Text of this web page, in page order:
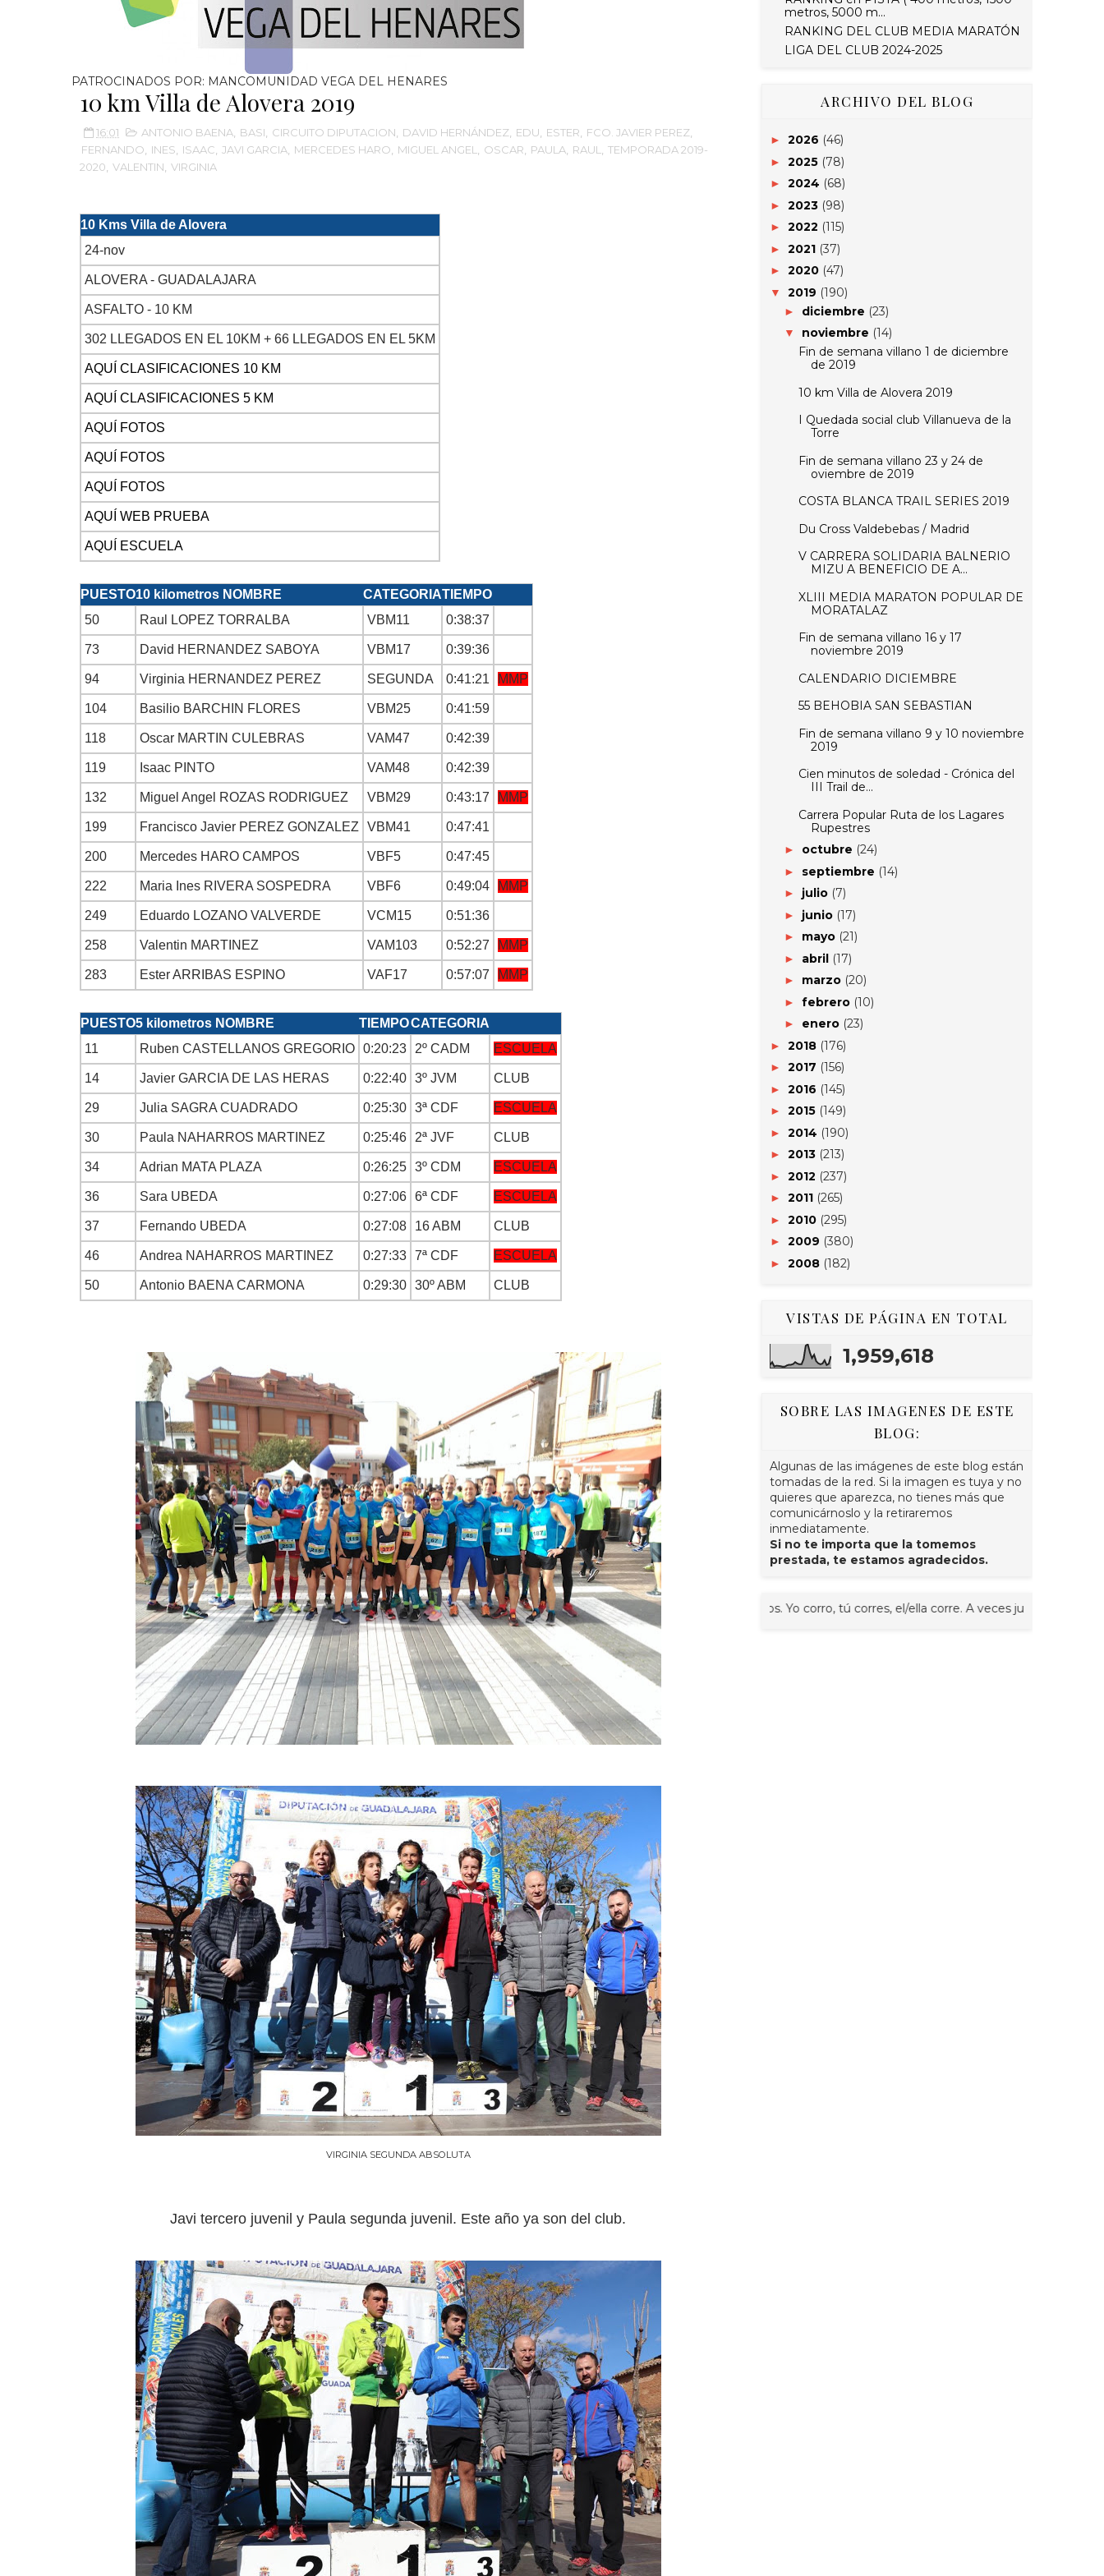
PATROCINADOS POR: MANCOMUNIDAD VEGA DEL HENARES
10 km Villa de Alovera 2019
16:01 ANTONIO BAENA BASI CIRCUITO DIPUTACION DAVID HERNÁNDEZ EDU ESTER FCO. JAVIER PEREZ
FERNANDO
INES ISAAC JAVI GARCIA MERCEDES HARO MIGUEL ANGEL OSCAR PAULA RAUL
TEMPORADA 2019-
2020 VALENTIN VIRGINIA
10 Kms Villa de Alovera
24-nov
ALOVERA - GUADALAJARA
ASFALTO - 10 KM
302 LLEGADOS EN EL 10KM + 66 LLEGADOS EN EL 5KM
AQUÍ CLASIFICACIONES 10 KM
AQUÍ CLASIFICACIONES 5 KM
AQUÍ FOTOS
AQUÍ FOTOS
AQUÍ FOTOS
AQUÍ WEB PRUEBA
AQUÍ ESCUELA
PUESTO10 kilometros NOMBRE CATEGORIATIEMPO
50
Raul LOPEZ TORRALBA VBM11 0:38:37
73 David HERNANDEZ SABOYA VBM17 0:39:36
94 Virginia HERNANDEZ PEREZ SEGUNDA 0:41:21 MMP
104 Basilio BARCHIN FLORES VBM25 0:41:59
118 Oscar MARTIN CULEBRAS VAM47 0:42:39
119 Isaac PINTO VAM48 0:42:39
132 Miguel Angel ROZAS RODRIGUEZ VBM29 0:43:17 MMP
199 Francisco Javier PEREZ GONZALEZ VBM41 0:47:41
200 Mercedes HARO CAMPOS VBF5 0:47:45
222 Maria Ines RIVERA SOSPEDRA VBF6 0:49:04 MMP
249 Eduardo LOZANO VALVERDE VCM15 0:51:36
258 Valentin MARTINEZ VAM103 0:52:27 MMP
283 Ester ARRIBAS ESPINO VAF17 0:57:07 MMP
PUESTO5 kilometros NOMBRE TIEMPOCATEGORIA
11
Ruben CASTELLANOS GREGORIO 0:20:23 2º CADM ESCUELA
14 Javier GARCIA DE LAS HERAS 0:22:40 3º JVM CLUB
29 Julia SAGRA CUADRADO 0:25:30 3ª CDF ESCUELA
30 Paula NAHARROS MARTINEZ 0:25:46 2ª JVF CLUB
34 Adrian MATA PLAZA 0:26:25 3º CDM ESCUELA
36 Sara UBEDA 0:27:06 6ª CDF ESCUELA
37 Fernando UBEDA 0:27:08 16 ABM CLUB
46 Andrea NAHARROS MARTINEZ 0:27:33 7ª CDF ESCUELA
50 Antonio BAENA CARMONA 0:29:30 30º ABM CLUB
VIRGINIA SEGUNDA ABSOLUTA
Javi tercero juvenil y Paula segunda juvenil. Este año ya son del club.
metros, 5000 m...
RANKING DEL CLUB MEDIA MARATÓN
LIGA DEL CLUB 2024-2025
ARCHIVO DEL BLOG
► 2026 (46)
► 2025 (78)
► 2024 (68)
► 2023 (98)
► 2022 (115)
► 2021 (37)
► 2020 (47)
▼ 2019 (190)
► diciembre (23)
▼ noviembre (14)
Fin de semana villano 1 de diciembre
de 2019
10 km Villa de Alovera 2019
I Quedada social club Villanueva de la
Torre
Fin de semana villano 23 y 24 de
oviembre de 2019
COSTA BLANCA TRAIL SERIES 2019
Du Cross Valdebebas / Madrid
V CARRERA SOLIDARIA BALNERIO
MIZU A BENEFICIO DE A...
XLIII MEDIA MARATON POPULAR DE
MORATALAZ
Fin de semana villano 16 y 17
noviembre 2019
CALENDARIO DICIEMBRE
55 BEHOBIA SAN SEBASTIAN
Fin de semana villano 9 y 10 noviembre
2019
Cien minutos de soledad - Crónica del
III Trail de...
Carrera Popular Ruta de los Lagares
Rupestres
► octubre (24)
► septiembre (14)
► julio (7)
► junio (17)
► mayo (21)
► abril (17)
► marzo (20)
► febrero (10)
► enero (23)
► 2018 (176)
► 2017 (156)
► 2016 (145)
► 2015 (149)
► 2014 (190)
► 2013 (213)
► 2012 (237)
► 2011 (265)
► 2010 (295)
► 2009 (380)
► 2008 (182)
VISTAS DE PÁGINA EN TOTAL
1,959,618
SOBRE LAS IMAGENES DE ESTE
BLOG:
Algunas de las imágenes de este blog están
tomadas de la red. Si la imagen es tuya y no
quieres que aparezca, no tienes más que
comunicárnoslo y la retiraremos
inmediatamente.
Si no te importa que la tomemos
prestada, te estamos agradecidos.
Tod@s corremos. Yo corro, tú corres, el/ella corre. A veces juntos, nosotr@s corremos,